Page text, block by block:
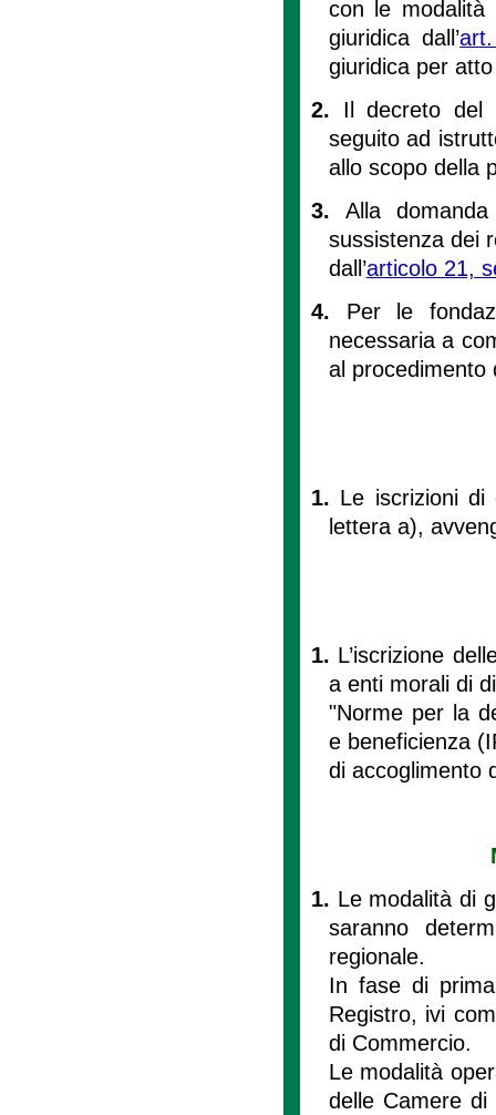
con le modalità
giuridica dall’
giuridica per
2. Il decreto del
seguito ad
allo scopo della
3. Alla
sussistenza dei
dall’articolo 21,
4. Per le
necessaria a
al
1. Le iscrizioni
lettera a),
1. L’iscrizione
a enti morali di
"Norme per la
e beneficienza
di accoglimento
1. Le modalità di
saranno
regionale.
In fase di
Registro, ivi
di Commercio.
Le modalità
delle Camere di